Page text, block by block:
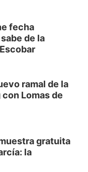
fecha
de la
ramal de la
Lomas de
gratuita
la